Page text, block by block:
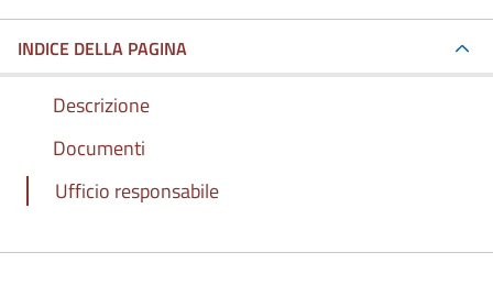
INDICE DELLA PAGINA
Descrizione
Documenti
Ufficio responsabile